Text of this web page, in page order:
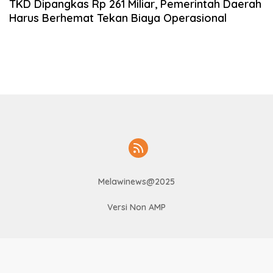
TKD Dipangkas Rp 261 Miliar, Pemerintah Daerah
Harus Berhemat Tekan Biaya Operasional
Melawinews@2025
Versi Non AMP